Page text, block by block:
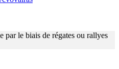
le biais de régates ou rallyes